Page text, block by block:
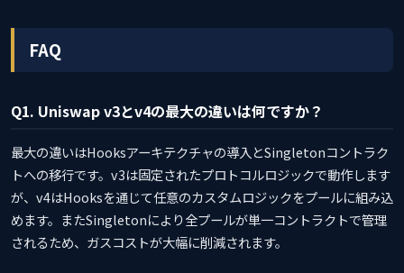
FAQ
Q1. Uniswap v3とv4の最大の違いは何ですか？
最大の違いはHooksアーキテクチャの導入とSingletonコントラク
トへの移行です。v3は固定されたプロトコルロジックで動作します
が、v4はHooksを通じて任意のカスタムロジックをプールに組み込
めます。またSingletonにより全プールが単一コントラクトで管理
されるため、ガスコストが大幅に削減されます。